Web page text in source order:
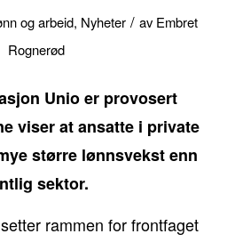
og arbeid, Nyheter / av Embret
Rognerød
Unio er provosert
viser at ansatte i private
større lønnsvekst enn
sektor.
rammen for frontfaget